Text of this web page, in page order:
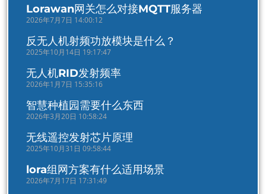
Lorawan网关怎么对接MQTT服务器
2026年7月7日 14:00:12
反无人机射频功放模块是什么？
2025年10月14日 19:17:47
无人机RID发射频率
2026年1月7日 15:35:16
智慧种植园需要什么东西
2026年3月20日 10:58:24
无线遥控发射芯片原理
2025年10月31日 09:58:44
lora组网方案有什么适用场景
2026年7月17日 17:31:49